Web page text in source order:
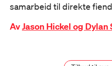
samarbeid til direkte
AvJason Hickel og Dylan